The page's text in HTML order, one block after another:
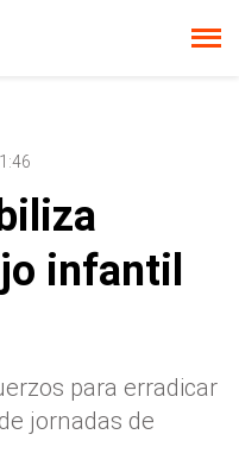
infantil
para erradicar
jornadas de